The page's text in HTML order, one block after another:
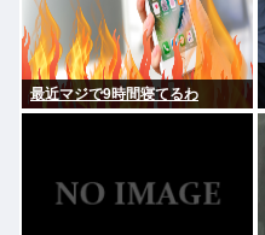
最近マジで9時間寝てるわ